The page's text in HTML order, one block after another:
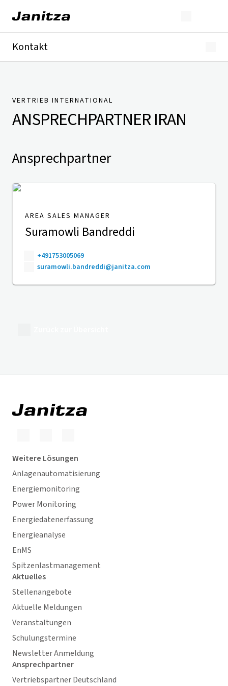
Kontakt
Presse
VERTRIEB INTERNATIONAL
ANSPRECHPARTNERIRAN
Ansprechpartner
AREA SALES MANAGER
Suramowli Bandreddi
+491753005069
suramowli.bandreddi@janitza.com
Weitere Lösungen
Anlagenautomatisierung
Energiemonitoring
Power Monitoring
Energiedatenerfassung
Energieanalyse
EnMS
Spitzenlastmanagement
Aktuelles
Stellenangebote
Aktuelle Meldungen
Veranstaltungen
Schulungstermine
Newsletter Anmeldung
Ansprechpartner
Vertriebspartner Deutschland